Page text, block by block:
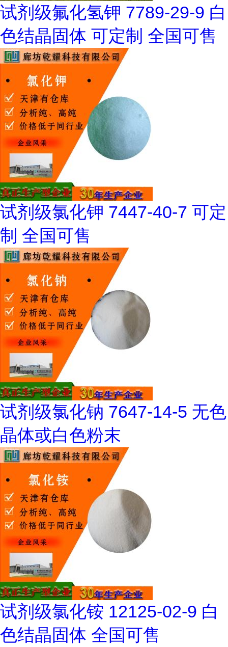
试剂级氟化氢钾 7789-29-9 白
色结晶固体 可定制 全国可售
试剂级氯化钾 7447-40-7 可定
制 全国可售
试剂级氯化钠 7647-14-5 无色
晶体或白色粉末
试剂级氯化铵 12125-02-9 白
色结晶固体 全国可售